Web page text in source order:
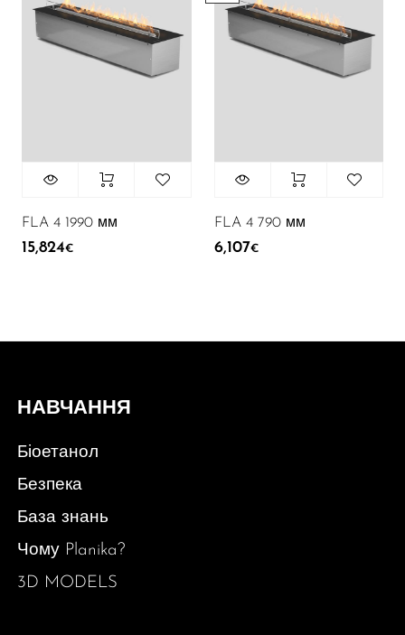
FLA 4 1990 мм
15,824€
FLA 4 790 мм
6,107€
НАВЧАННЯ
Біоетанол
Безпека
База знань
Чому Planika?
3D MODELS